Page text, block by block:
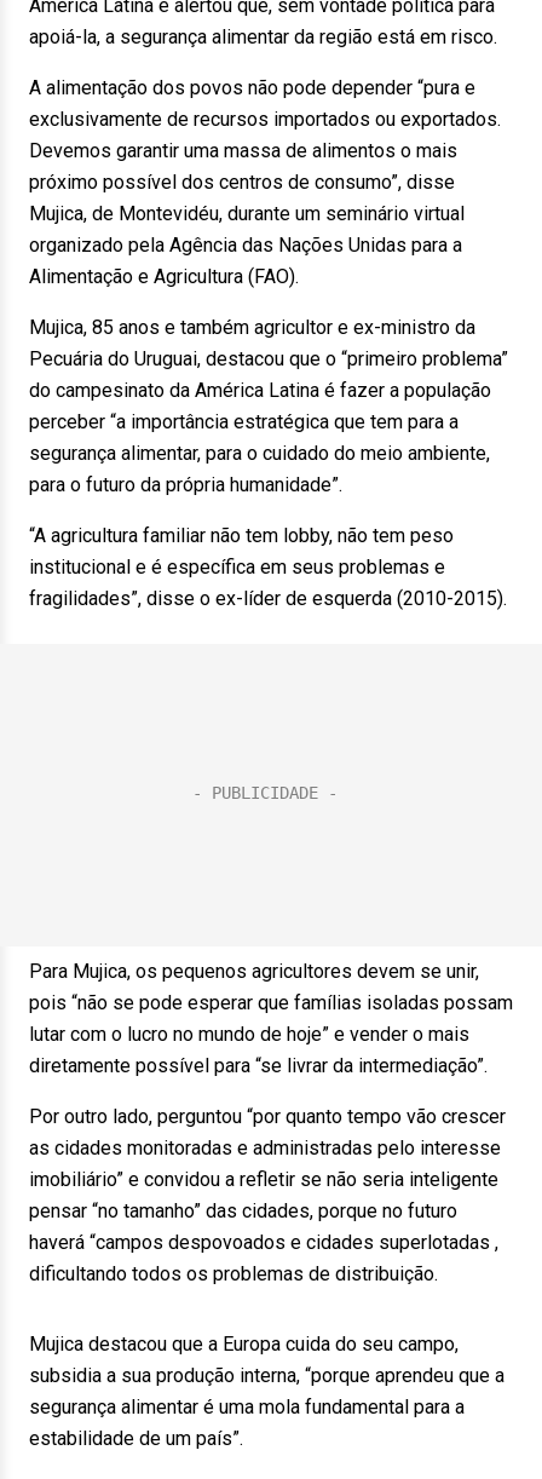
América Latina e alertou que, sem vontade política para
apoiá-la, a segurança alimentar da região está em risco.
A alimentação dos povos não pode depender “pura e
exclusivamente de recursos importados ou exportados.
Devemos garantir uma massa de alimentos o mais
próximo possível dos centros de consumo”, disse
Mujica, de Montevidéu, durante um seminário virtual
organizado pela Agência das Nações Unidas para a
Alimentação e Agricultura (FAO).
Mujica, 85 anos e também agricultor e ex-ministro da
Pecuária do Uruguai, destacou que o “primeiro problema”
do campesinato da América Latina é fazer a população
perceber “a importância estratégica que tem para a
segurança alimentar, para o cuidado do meio ambiente,
para o futuro da própria humanidade”.
“A agricultura familiar não tem lobby, não tem peso
institucional e é específica em seus problemas e
fragilidades”, disse o ex-líder de esquerda (2010-2015).
Para Mujica, os pequenos agricultores devem se unir,
pois “não se pode esperar que famílias isoladas possam
lutar com o lucro no mundo de hoje” e vender o mais
diretamente possível para “se livrar da intermediação”.
Por outro lado, perguntou “por quanto tempo vão crescer
as cidades monitoradas e administradas pelo interesse
imobiliário” e convidou a refletir se não seria inteligente
pensar “no tamanho” das cidades, porque no futuro
haverá “campos despovoados e cidades superlotadas ,
dificultando todos os problemas de distribuição.
Mujica destacou que a Europa cuida do seu campo,
subsidia a sua produção interna, “porque aprendeu que a
segurança alimentar é uma mola fundamental para a
estabilidade de um país”.